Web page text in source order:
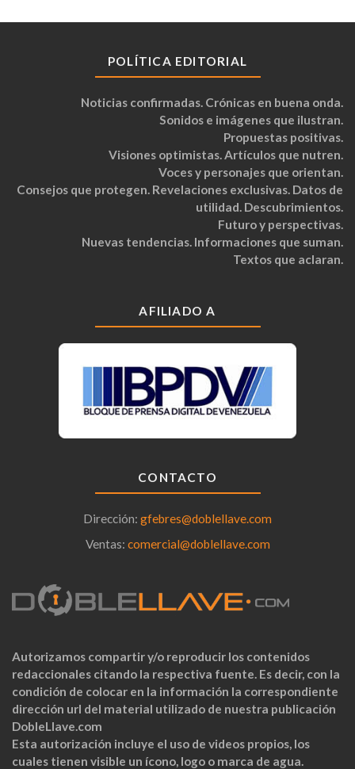
POLÍTICA EDITORIAL
Noticias confirmadas. Crónicas en buena onda.
Sonidos e imágenes que ilustran.
Propuestas positivas.
Visiones optimistas. Artículos que nutren.
Voces y personajes que orientan.
Consejos que protegen. Revelaciones exclusivas. Datos de
utilidad. Descubrimientos.
Futuro y perspectivas.
Nuevas tendencias. Informaciones que suman.
Textos que aclaran.
AFILIADO A
CONTACTO
Dirección: gfebres@doblellave.com
Ventas: comercial@doblellave.com
Autorizamos compartir y/o reproducir los contenidos
redaccionales citando la respectiva fuente. Es decir, con la
condición de colocar en la información la correspondiente
dirección url del material utilizado de nuestra publicación
DobleLlave.com
Esta autorización incluye el uso de videos propios, los
cuales tienen visible un ícono, logo o marca de agua.